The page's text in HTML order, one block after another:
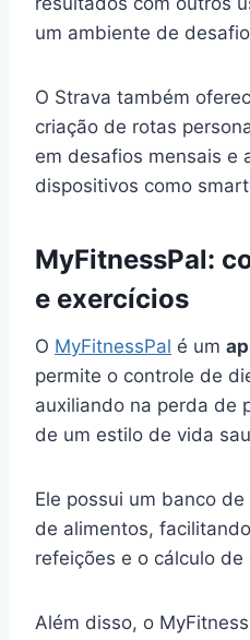
um ambiente de
O Strava também
criação de rotas
em desafios mensais e
dispositivos como
MyFitnessPal:
e exercícios
O MyFitnessPal é um
permite o controle de
auxiliando na perda de
de um estilo de vida
Ele possui um banco
de alimentos,
refeições e o cálculo
Além disso, o